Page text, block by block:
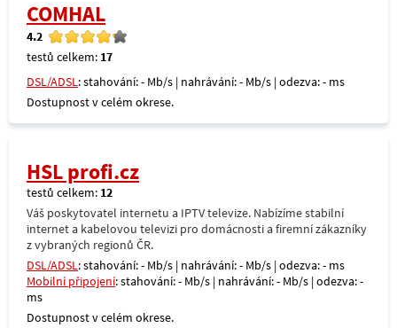
COMHAL
4.2
testů celkem: 17
DSL/ADSL: stahování: - Mb/s | nahrávání: - Mb/s | odezva: - ms
Dostupnost v celém okrese.
HSL profi.cz
testů celkem: 12
Váš poskytovatel internetu a IPTV televize. Nabízíme stabilní
internet a kabelovou televizi pro domácnosti a firemní zákazníky
z vybraných regionů ČR.
DSL/ADSL: stahování: - Mb/s | nahrávání: - Mb/s | odezva: - ms
Mobilní připojení: stahování: - Mb/s | nahrávání: - Mb/s | odezva: -
ms
Dostupnost v celém okrese.